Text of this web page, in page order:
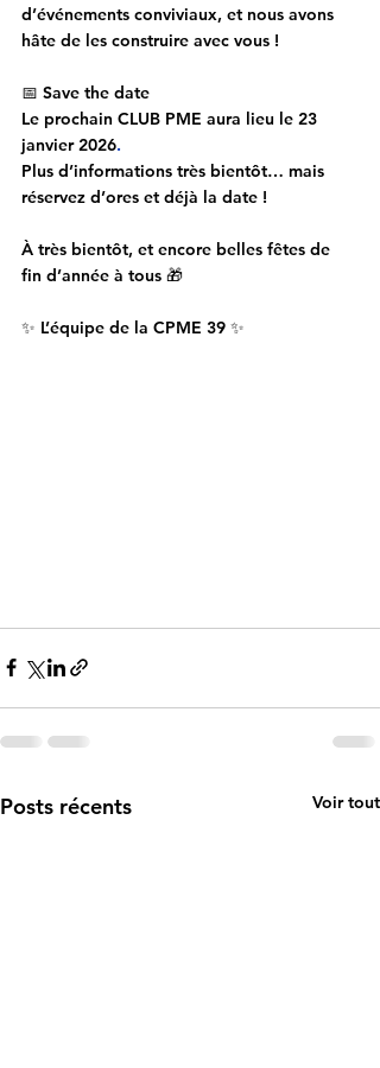
d’événements conviviaux, et nous avons
hâte de les construire avec vous !
📅 Save the date
Le prochain CLUB PME aura lieu le 23
janvier 2026.
Plus d’informations très bientôt… mais
réservez d’ores et déjà la date !
À très bientôt, et encore belles fêtes de
fin d’année à tous 🎁
✨ L’équipe de la CPME 39 ✨
Posts récents Voir tout